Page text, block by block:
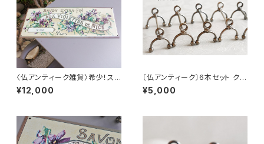
〈仏アンティーク雑貨〉希少！スミ
レの看板、サインボード
¥12,000
〔仏アンティーク〕6本セット クリ
ストフル
¥5,000